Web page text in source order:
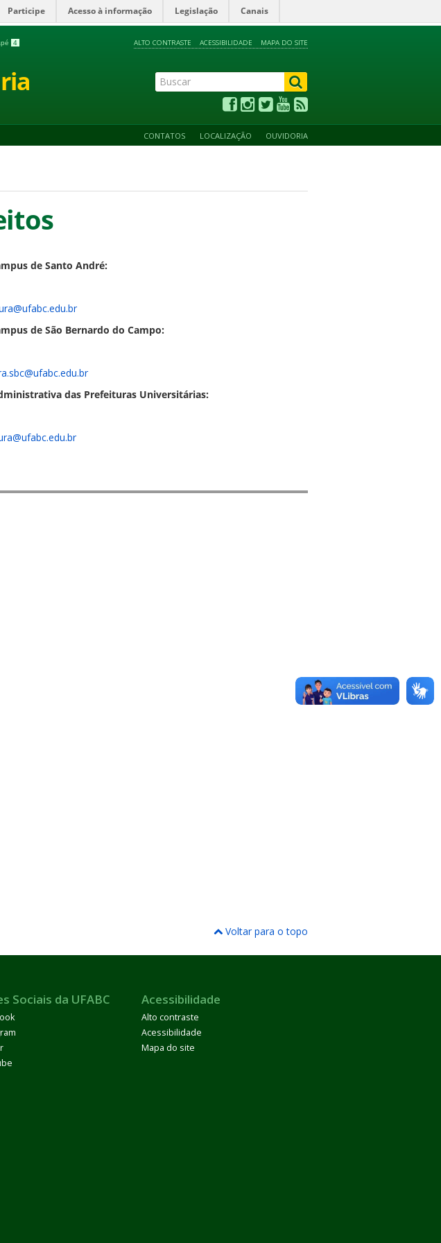
Participe Acesso à informação Legislação Canais
4 ALTO CONTRASTE ACESSIBILIDADE MAPA DO SITE
CONTATOS LOCALIZAÇÃO OUVIDORIA
de Santo André:
de São Bernardo do Campo:
das Prefeituras Universitárias:
Voltar para o topo
Sociais da UFABC Acessibilidade
Alto contraste
Acessibilidade
Mapa do site